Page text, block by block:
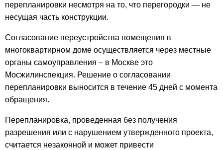
перепланировки несмотря на то, что перегородки — не
несущая часть конструкции.
Согласование переустройства помещения в
многоквартирном доме осуществляется через местные
органы самоуправления – в Москве это
Мосжилинспекция. Решение о согласовании
перепланировки выносится в течение 45 дней с момента
обращения.
Перепланировка, проведенная без получения
разрешения или с нарушением утвержденного проекта,
считается незаконной и может привести